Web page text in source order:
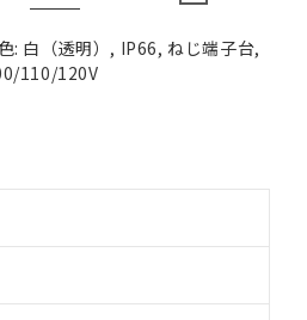
: 白（透明）, IP66, ねじ端子台,
110/120V